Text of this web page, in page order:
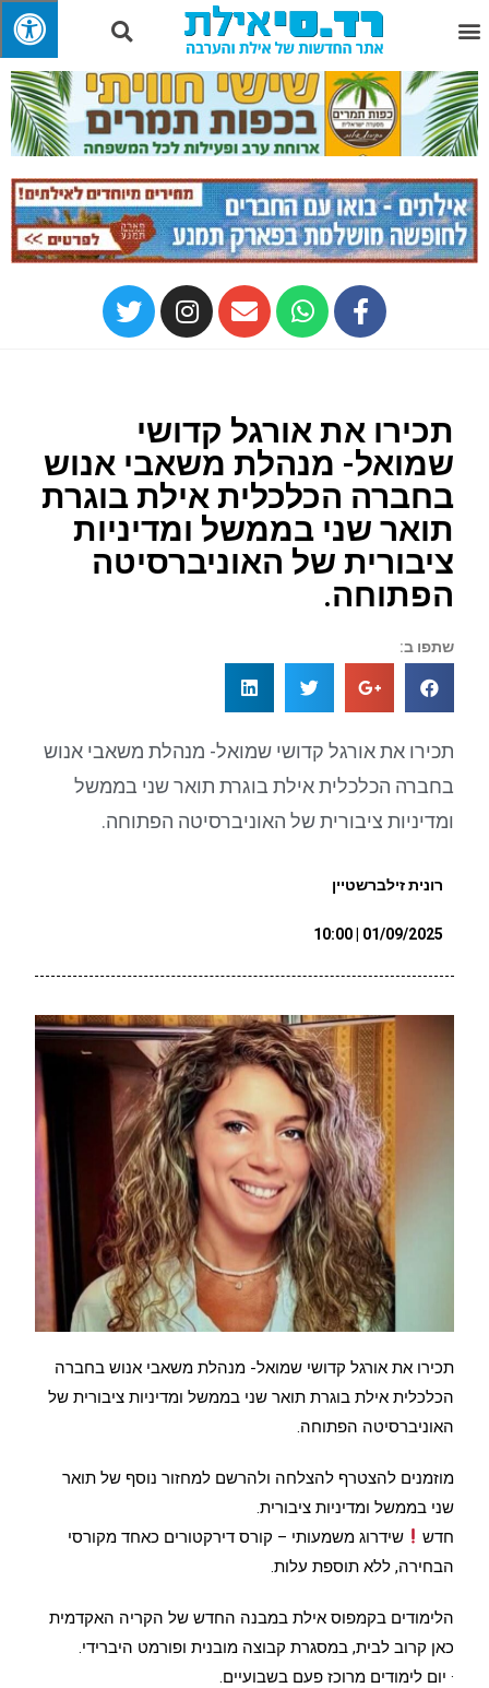
תכירו את אורגל קדושי
שמואל- מנהלת משאבי אנוש
בחברה הכלכלית אילת בוגרת
תואר שני בממשל ומדיניות
ציבורית של האוניברסיטה
הפתוחה.
שתפו ב:
תכירו את אורגל קדושי שמואל- מנהלת משאבי אנוש
בחברה הכלכלית אילת בוגרת תואר שני בממשל
ומדיניות ציבורית של האוניברסיטה הפתוחה.
רונית זילברשטיין
01/09/2025 | 10:00
תכירו את אורגל קדושי שמואל- מנהלת משאבי אנוש בחברה
הכלכלית אילת בוגרת תואר שני בממשל ומדיניות ציבורית של
האוניברסיטה הפתוחה.
מוזמנים להצטרף להצלחה ולהרשם למחזור נוסף של תואר
שני בממשל ומדיניות ציבורית.
חדש
שידרוג משמעותי – קורס דירקטורים כאחד מקורסי
הבחירה, ללא תוספת עלות.
הלימודים בקמפוס אילת במבנה החדש של הקריה האקדמית
כאן קרוב לבית, במסגרת קבוצה מובנית ופורמט היברידי.
· יום לימודים מרוכז פעם בשבועיים.